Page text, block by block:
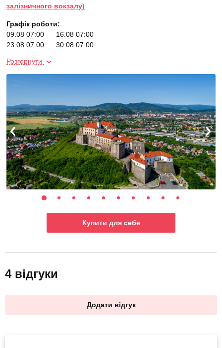
залізничного вокзалу)
Графік роботи:
09.08 07:00
16.08 07:00
23.08 07:00
30.08 07:00
04.10 07:00
Розгорнути
Купити для себе
4 відгуки
Додати відгук